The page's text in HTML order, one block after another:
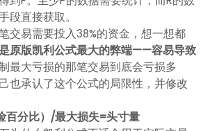
段直接获取。
交易需要投入38%的资金，想一想都
原版凯利公式最大的弊端——容易导致
最大亏损的那笔交易到底会亏损多
也承认了这个公式的局限性，并修改
百分比）/最大损失=头寸量